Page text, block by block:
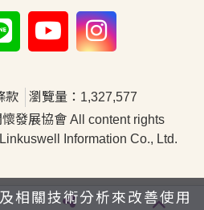
款
瀏覽量：1,327,577
發展協會 All content rights
Information Co., Ltd.
相關技術分析來改善使用